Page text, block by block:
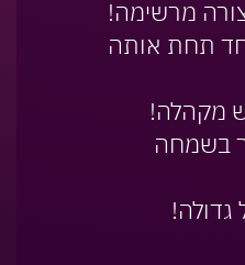
מרשימה!
תחת אותה
מקהלה!
בשמחה
גדולה!